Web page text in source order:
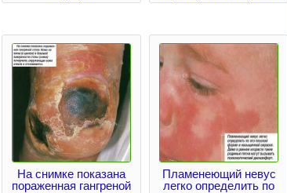
На снимке показана
пораженная гангреной
Пламенеющий невус
легко определить по